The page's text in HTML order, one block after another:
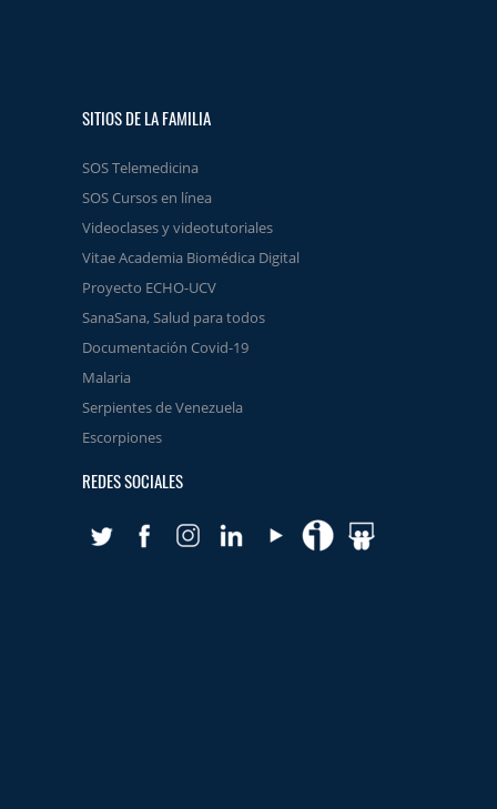
SITIOS DE LA FAMILIA
SOS Telemedicina
SOS Cursos en línea
Videoclases y videotutoriales
Vitae Academia Biomédica Digital
Proyecto ECHO-UCV
SanaSana, Salud para todos
Documentación Covid-19
Malaria
Serpientes de Venezuela
Escorpiones
REDES SOCIALES